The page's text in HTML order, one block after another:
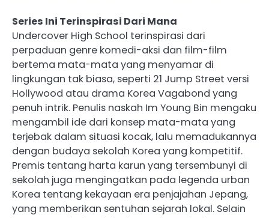
Series Ini Terinspirasi Dari Mana
Undercover High School terinspirasi dari
perpaduan genre komedi-aksi dan film-film
bertema mata-mata yang menyamar di
lingkungan tak biasa, seperti 21 Jump Street versi
Hollywood atau drama Korea Vagabond yang
penuh intrik. Penulis naskah Im Young Bin mengaku
mengambil ide dari konsep mata-mata yang
terjebak dalam situasi kocak, lalu memadukannya
dengan budaya sekolah Korea yang kompetitif.
Premis tentang harta karun yang tersembunyi di
sekolah juga mengingatkan pada legenda urban
Korea tentang kekayaan era penjajahan Jepang,
yang memberikan sentuhan sejarah lokal. Selain